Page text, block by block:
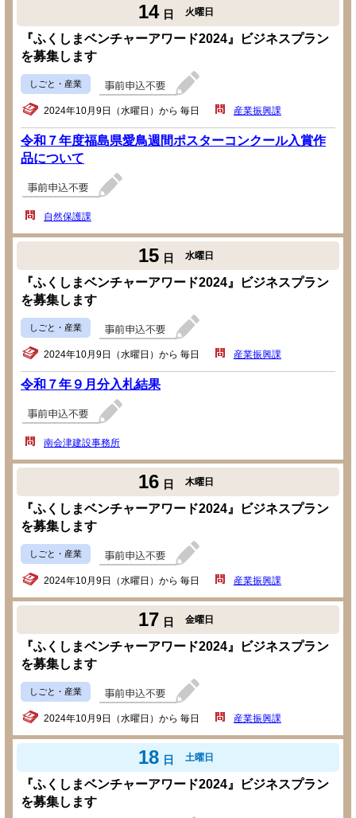
14 日 火曜日
『ふくしまベンチャーアワード2024』ビジネスプラン
を募集します
しごと・産業
2024年10月9日（水曜日）から 毎日 産業振興課
令和７年度福島県愛鳥週間ポスターコンクール入賞作
品について
自然保護課
15 日 水曜日
『ふくしまベンチャーアワード2024』ビジネスプラン
を募集します
しごと・産業
2024年10月9日（水曜日）から 毎日 産業振興課
令和７年９月分入札結果
南会津建設事務所
16 日 木曜日
『ふくしまベンチャーアワード2024』ビジネスプラン
を募集します
しごと・産業
2024年10月9日（水曜日）から 毎日 産業振興課
17 日 金曜日
『ふくしまベンチャーアワード2024』ビジネスプラン
を募集します
しごと・産業
2024年10月9日（水曜日）から 毎日 産業振興課
18 日 土曜日
『ふくしまベンチャーアワード2024』ビジネスプラン
を募集します